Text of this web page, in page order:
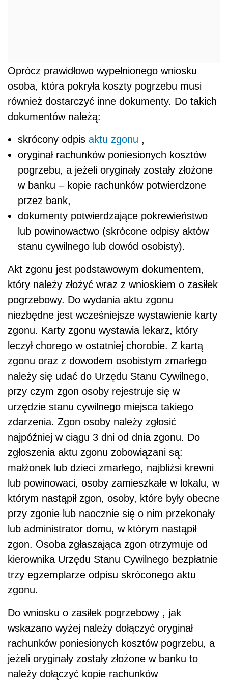
Oprócz prawidłowo wypełnionego wniosku
osoba, która pokryła koszty pogrzebu musi
również dostarczyć inne dokumenty. Do takich
dokumentów należą:
skrócony odpis aktu zgonu ,
oryginał rachunków poniesionych kosztów
pogrzebu, a jeżeli oryginały zostały złożone
w banku – kopie rachunków potwierdzone
przez bank,
dokumenty potwierdzające pokrewieństwo
lub powinowactwo (skrócone odpisy aktów
stanu cywilnego lub dowód osobisty).
Akt zgonu jest podstawowym dokumentem,
który należy złożyć wraz z wnioskiem o zasiłek
pogrzebowy. Do wydania aktu zgonu
niezbędne jest wcześniejsze wystawienie karty
zgonu. Karty zgonu wystawia lekarz, który
leczył chorego w ostatniej chorobie. Z kartą
zgonu oraz z dowodem osobistym zmarłego
należy się udać do Urzędu Stanu Cywilnego,
przy czym zgon osoby rejestruje się w
urzędzie stanu cywilnego miejsca takiego
zdarzenia. Zgon osoby należy zgłosić
najpóźniej w ciągu 3 dni od dnia zgonu. Do
zgłoszenia aktu zgonu zobowiązani są:
małżonek lub dzieci zmarłego, najbliżsi krewni
lub powinowaci, osoby zamieszkałe w lokalu, w
którym nastąpił zgon, osoby, które były obecne
przy zgonie lub naocznie się o nim przekonały
lub administrator domu, w którym nastąpił
zgon. Osoba zgłaszająca zgon otrzymuje od
kierownika Urzędu Stanu Cywilnego bezpłatnie
trzy egzemplarze odpisu skróconego aktu
zgonu.
Do wniosku o zasiłek pogrzebowy , jak
wskazano wyżej należy dołączyć oryginał
rachunków poniesionych kosztów pogrzebu, a
jeżeli oryginały zostały złożone w banku to
należy dołączyć kopie rachunków